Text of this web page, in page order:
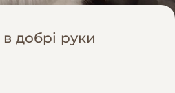
добрі руки